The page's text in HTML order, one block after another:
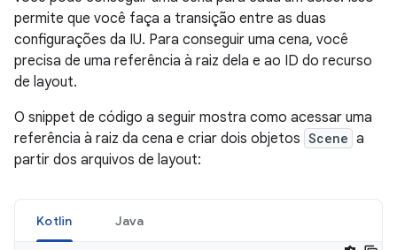
permite que você faça a transição entre as duas
configurações da IU. Para conseguir uma cena, você
precisa de uma referência à raiz dela e ao ID do recurso
de layout.
O snippet de código a seguir mostra como acessar uma
referência à raiz da cena e criar dois objetos Scene a
partir dos arquivos de layout:
Kotlin Java